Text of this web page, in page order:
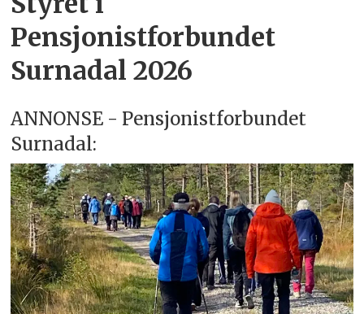
Pensjonistforbundet
Surnadal 2026
ANNONSE - Pensjonistforbundet
Surnadal: